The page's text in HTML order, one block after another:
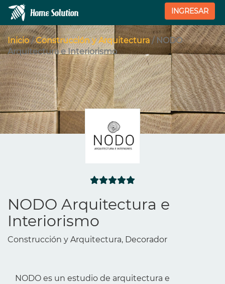
INGRESAR
Inicio/Construcción y Arquitectura/ NODO
Arquitectura e Interiorismo
NODO Arquitectura e
Interiorismo
Construcción y Arquitectura, Decorador
NODO es un estudio de arquitectura e